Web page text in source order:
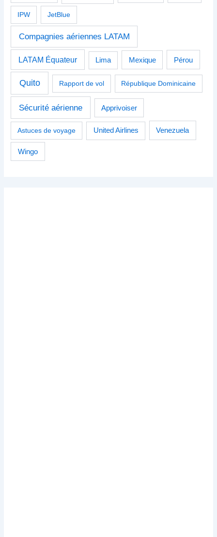
IPW JetBlue
Compagnies aériennes LATAM
LATAM Équateur Lima Mexique Pérou
Quito Rapport de vol République Dominicaine
Sécurité aérienne Apprivoiser
Astuces de voyage United Airlines Venezuela
Wingo